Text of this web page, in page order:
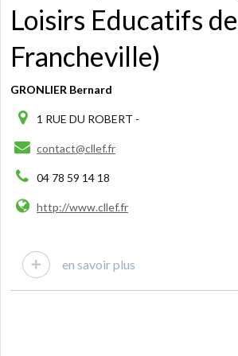
Loisirs Educatifs de
Francheville)
GRONLIER Bernard
1 RUE DU ROBERT -
contact@cllef.fr
04 78 59 14 18
http://www.cllef.fr
en savoir plus